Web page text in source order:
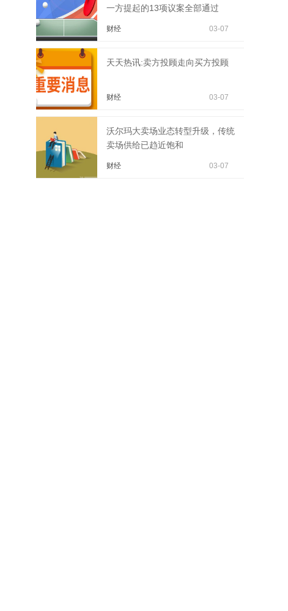
一方提起的13项议案全部通过
财经 03-07
天天热讯:卖方投顾走向买方投顾
财经 03-07
沃尔玛大卖场业态转型升级，传统
卖场供给已趋近饱和
财经 03-07